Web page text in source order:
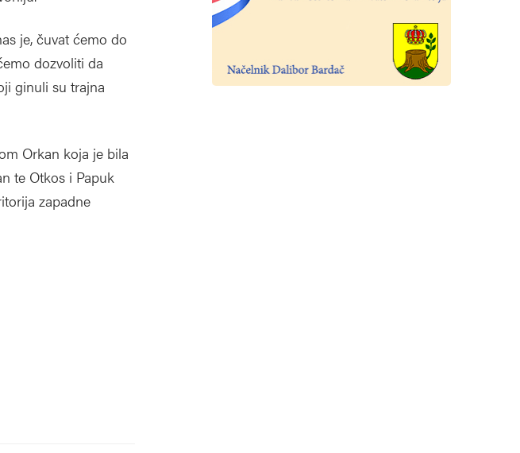
je, čuvat ćemo do
dozvoliti da
ginuli su trajna
Orkan koja je bila
te Otkos i Papuk
zapadne